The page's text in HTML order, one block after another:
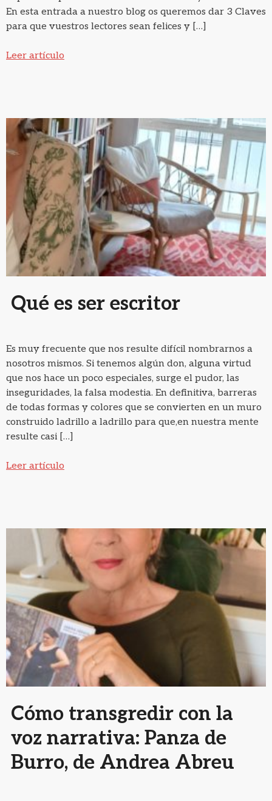
En esta entrada a nuestro blog os queremos dar 3 Claves
para que vuestros lectores sean felices y […]
Leer artículo
Qué es ser escritor
Es muy frecuente que nos resulte difícil nombrarnos a
nosotros mismos. Si tenemos algún don, alguna virtud
que nos hace un poco especiales, surge el pudor, las
inseguridades, la falsa modestia. En definitiva, barreras
de todas formas y colores que se convierten en un muro
construido ladrillo a ladrillo para que,en nuestra mente
resulte casi […]
Leer artículo
Cómo transgredir con la
voz narrativa: Panza de
Burro, de Andrea Abreu